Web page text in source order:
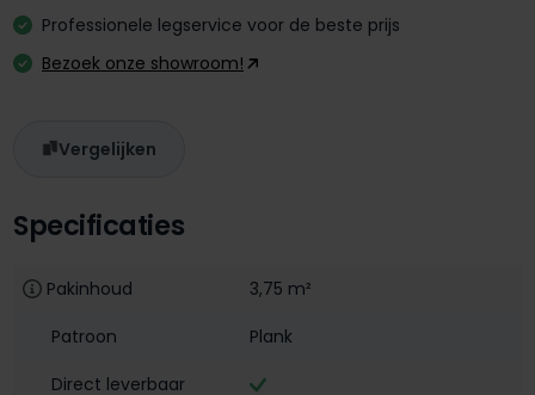
Specificaties
Pakinhoud
3,75 m²
Patroon
Plank
Direct leverbaar
Professionele legservice voor de beste prijs
Bezoek onze showroom!
Vergelijken